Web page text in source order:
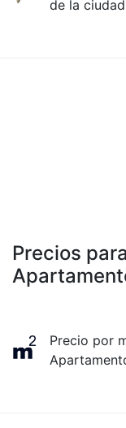
de la ciudad
Precios
Precio por